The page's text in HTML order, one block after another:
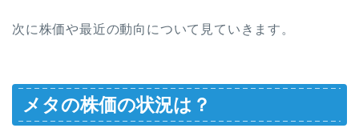
次に株価や最近の動向について見ていきます。
メタの株価の状況は？